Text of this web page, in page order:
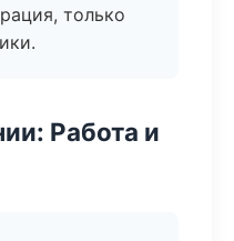
только
Работа и